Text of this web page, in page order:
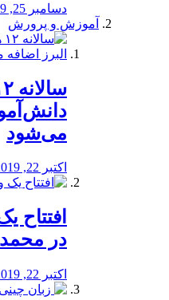
دسامبر 25, 2019
آموزش و پرورش
می‌شود
اکتبر 22, 2019
افتتاح
در
اکتبر 22, 2019